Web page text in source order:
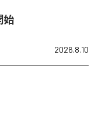
始
2026.8.10